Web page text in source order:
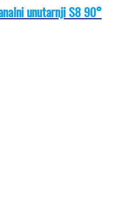
unutarnji S8 90°